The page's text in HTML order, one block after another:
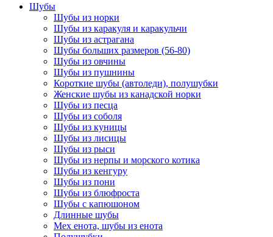
Шубы
Шубы из норки
Шубы из каракуля и каракульчи
Шубы из астрагана
Шубы больших размеров (56-80)
Шубы из овчины
Шубы из пушнины
Короткие шубы (автоледи), полушубки
Женские шубы из канадской норки
Шубы из песца
Шубы из соболя
Шубы из куницы
Шубы из лисицы
Шубы из рыси
Шубы из нерпы и морского котика
Шубы из кенгуру
Шубы из пони
Шубы из блюфроста
Шубы с капюшоном
Длинные шубы
Мех енота, шубы из енота